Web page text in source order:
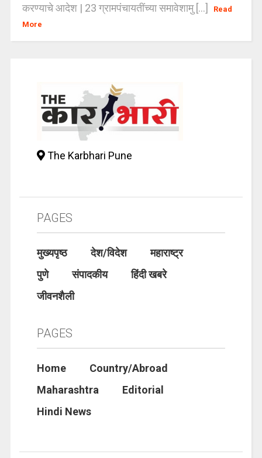
करण्याचे आदेश | 23 ग्रामपंचायतींच्या समावेशामु [...]
Read
More
The Karbhari Pune
PAGES
मुख्यपृष्ठ देश/विदेश
महाराष्ट्र
पुणे
संपादकीय
हिंदी खबरे
जीवनशैली
PAGES
Home
Country/Abroad
Maharashtra
Editorial
Hindi News